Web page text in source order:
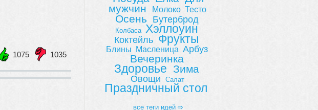
1075 1035
мужчин
Молоко Тесто
Осень Бутерброд
Колбаса Хэллоуин
Коктейль Фрукты
Блины Масленица Арбуз
Вечеринка
Здоровье Зима
Овощи Салат
Праздничный стол
все теги идей ⇨